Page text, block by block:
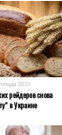
2021
рейдеров снова
в Украине